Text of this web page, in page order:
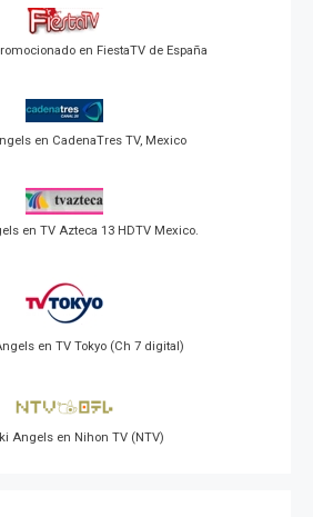
en FiestaTV de España
en CadenaTres TV, Mexico
en TV Azteca 13 HDTV Mexico.
en TV Tokyo (Ch 7 digital)
Angels en Nihon TV (NTV)